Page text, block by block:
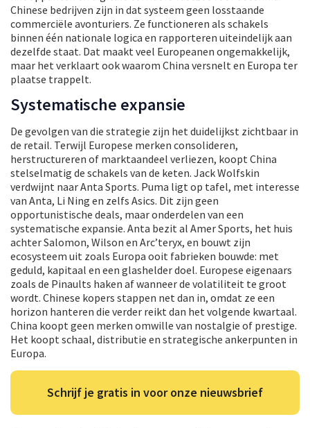
Chinese bedrijven zijn in dat systeem geen losstaande
commerciële avonturiers. Ze functioneren als schakels
binnen één nationale logica en rapporteren uiteindelijk aan
dezelfde staat. Dat maakt veel Europeanen ongemakkelijk,
maar het verklaart ook waarom China versnelt en Europa ter
plaatse trappelt.
Systematische expansie
De gevolgen van die strategie zijn het duidelijkst zichtbaar in
de retail. Terwijl Europese merken consolideren,
herstructureren of marktaandeel verliezen, koopt China
stelselmatig de schakels van de keten. Jack Wolfskin
verdwijnt naar Anta Sports. Puma ligt op tafel, met interesse
van Anta, Li Ning en zelfs Asics. Dit zijn geen
opportunistische deals, maar onderdelen van een
systematische expansie. Anta bezit al Amer Sports, het huis
achter Salomon, Wilson en Arc’teryx, en bouwt zijn
ecosysteem uit zoals Europa ooit fabrieken bouwde: met
geduld, kapitaal en een glashelder doel. Europese eigenaars
zoals de Pinaults haken af wanneer de volatiliteit te groot
wordt. Chinese kopers stappen net dan in, omdat ze een
horizon hanteren die verder reikt dan het volgende kwartaal.
China koopt geen merken omwille van nostalgie of prestige.
Het koopt schaal, distributie en strategische ankerpunten in
Europa.
Schrijf je gratis in voor onze nieuwsbrief